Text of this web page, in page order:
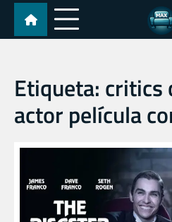
Skip
content
Etiqueta: critics
actor película